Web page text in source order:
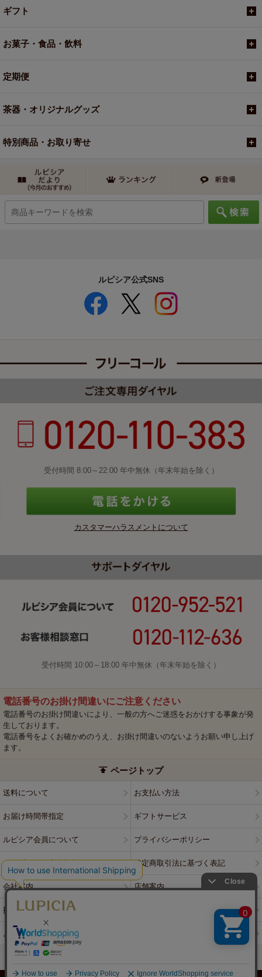
ギフト
お菓子・食品・飲料
定期便
茶器・オリジナルグッズ
特別商品・お取り寄せ
ルピシア公式SNS
受付時間 8:00～22:00 年中無休（年末年始を除く）
カスタマーハラスメントについて
受付時間 10:00～18:00 年中無休（年末年始を除く）
電話番号のお掛け間違いにご注意ください
電話番号のお掛け間違いにより、一般の方へご迷惑をおかけする事象が発
生しております。
電話番号をよくお確かめのうえ、お掛け間違いのないようお願い申し上げ
ます。
ページトップ
送料について お支払い方法
お届け時間帯指定 ギフトサービス
ルピシア会員について プライバシーポリシー
ウェブサイト利用規約 特定商取引法に基づく表記
会社案内 店舗案内
採用情報
よくある質問